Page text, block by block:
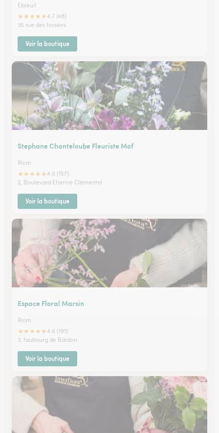
Ebreuil
★★★★★4.7 (48)
35 rue des fossées
Voir la boutique
Stephane Chanteloube Fleuriste Mof
Riom
★★★★★4.6 (157)
2, Boulevard Etienne Clémentel
Voir la boutique
Espace Floral Marsin
Riom
★★★★★4.6 (191)
3, faubourg de Bardon
Voir la boutique